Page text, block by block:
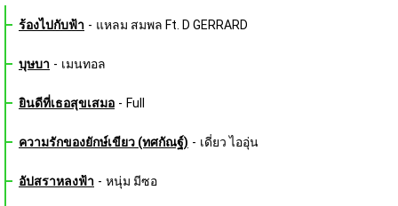
ร้องไปกับฟ้า - แหลม สมพล Ft. D GERRARD
บุษบา - เมนทอล
ยินดีที่เธอสุขเสมอ - Full
ความรักของยักษ์เขียว (ทศกัณฐ์) - เดี่ยว ไออุ่น
อัปสราหลงฟ้า - หนุ่ม มีซอ